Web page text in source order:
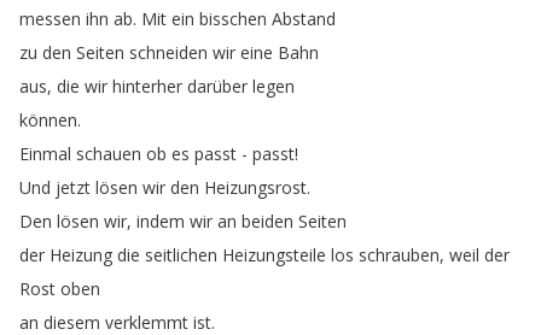
messen ihn ab. Mit ein bisschen Abstand
zu den Seiten schneiden wir eine Bahn
aus, die wir hinterher darüber legen
können.
Einmal schauen ob es passt - passt!
Und jetzt lösen wir den Heizungsrost.
Den lösen wir, indem wir an beiden Seiten
der Heizung die seitlichen Heizungsteile los schrauben, weil der
Rost oben
an diesem verklemmt ist.